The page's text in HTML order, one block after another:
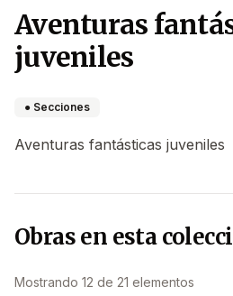
Aventuras
juveniles
● Secciones
Aventuras fantásticas juveniles
Obras en esta
Mostrando 12 de 21 elementos